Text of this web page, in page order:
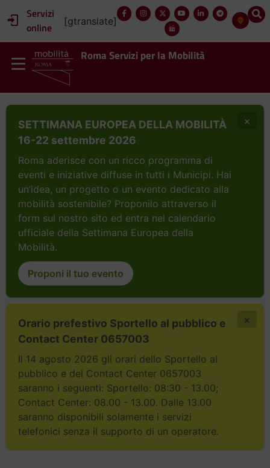
Servizi
online
[gtranslate]
Roma Servizi per la Mobilità
SETTIMANA EUROPEA DELLA MOBILITÀ
16-22 settembre 2026
Roma aderisce con un ricco programma di
eventi e iniziative diffuse in tutti i Municipi. Hai
un’idea, un progetto o un evento dedicato alla
mobilità sostenibile? Proponilo attraverso il
form sul nostro sito ed entra nel calendario
ufficiale della Settimana Europea della
Mobilità.
Proponi il tuo evento
×
Orario prefestivo Sportello al pubblico e
Contact Center 0657003
Il 14 agosto 2026 gli orari dello Sportello al
pubblico e del Contact Center 0657003
saranno i seguenti: Sportello: 08:30 - 13.00;
Contact Center: 08.00 - 13.00. Dalle 13.00
saranno disponibili solamente i servizi
telefonici senza il supporto di un operatore.
×